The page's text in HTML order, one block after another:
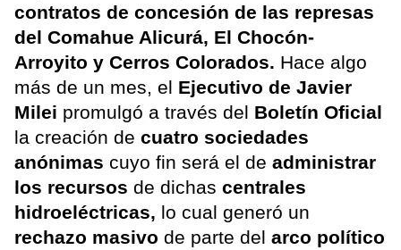
contratos de concesión de las represas
del Comahue Alicurá, El Chocón-
Arroyito y Cerros Colorados. Hace algo
más de un mes, el Ejecutivo de Javier
Milei promulgó a través del Boletín Oficial
la creación de cuatro sociedades
anónimas cuyo fin será el de administrar
los recursos de dichas centrales
hidroeléctricas, lo cual generó un
rechazo masivo de parte del arco político